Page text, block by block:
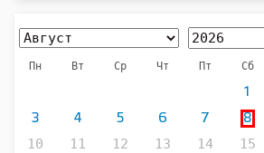
Пн Вт Ср Чт Пт Сб
1
3 4 5 6 7 8
10
11 12 13 14 15